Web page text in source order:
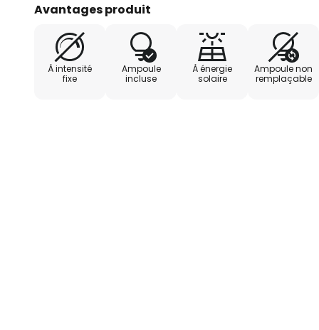
Avantages produit
À intensité
fixe
Ampoule
incluse
À énergie
solaire
Ampoule non
remplaçable